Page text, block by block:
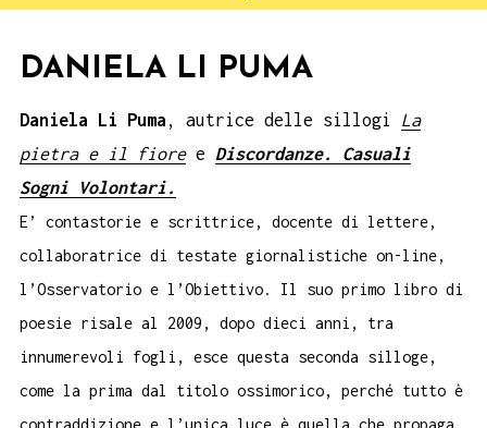
DANIELA LI PUMA
Daniela Li Puma , autrice delle sillogi La
pietra e il fioree Discordanze. Casuali
Sogni Volontari.
E’ contastorie e scrittrice, docente di lettere,
collaboratrice di testate giornalistiche on-line,
l’Osservatorio e l’Obiettivo. Il suo primo libro di
poesie risale al 2009, dopo dieci anni, tra
innumerevoli fogli, esce questa seconda silloge,
come la prima dal titolo ossimorico, perché tutto è
contraddizione e l’unica luce è quella che propaga